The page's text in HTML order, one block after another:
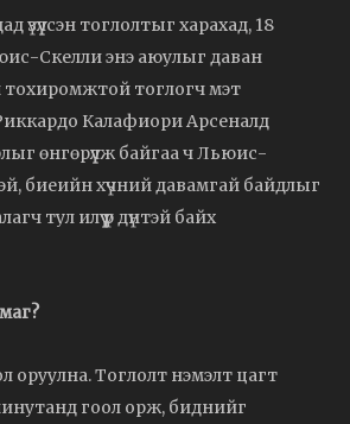
үзүүлсэн тоглолтыг харахад, 18
Скелли энэ аюулыг даван
тохиромжтой тоглогч мэт
Калафиори Арсеналд
өнгөрүүлж байгаа ч Льюис-
биеийн хүчний давамгай байдлыг
тул илүү үр дүнтэй байх
оруулна. Тоглолт нэмэлт цагт
гоол орж, биднийг